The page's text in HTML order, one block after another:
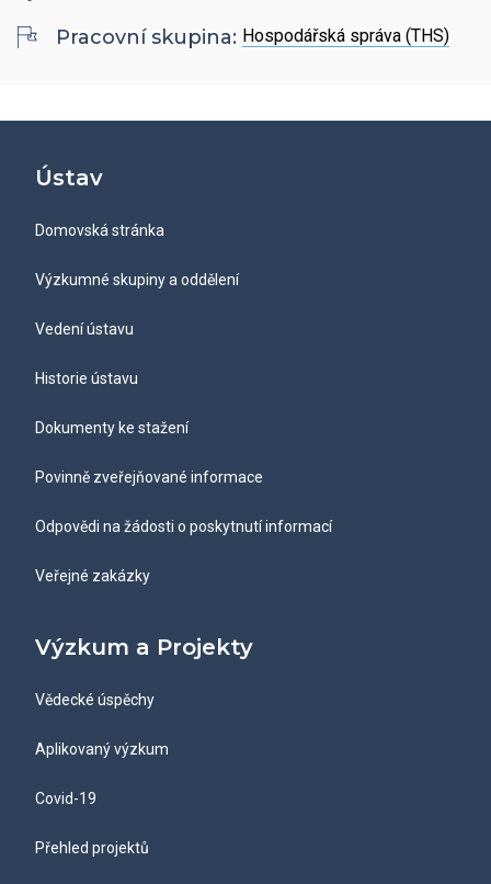
Odpovědi na žádosti o poskytnutí informací
Veřejné zakázky
Open Science
EN
Pracovní skupina: Hospodářská správa (THS)
Ústav
Domovská stránka
Výzkumné skupiny a oddělení
Vedení ústavu
Historie ústavu
Dokumenty ke stažení
Povinně zveřejňované informace
Odpovědi na žádosti o poskytnutí informací
Veřejné zakázky
Výzkum a Projekty
Vědecké úspěchy
Aplikovaný výzkum
Covid-19
Přehled projektů